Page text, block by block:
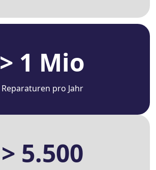
> 1 Mio
Reparaturen pro Jahr
> 5.500